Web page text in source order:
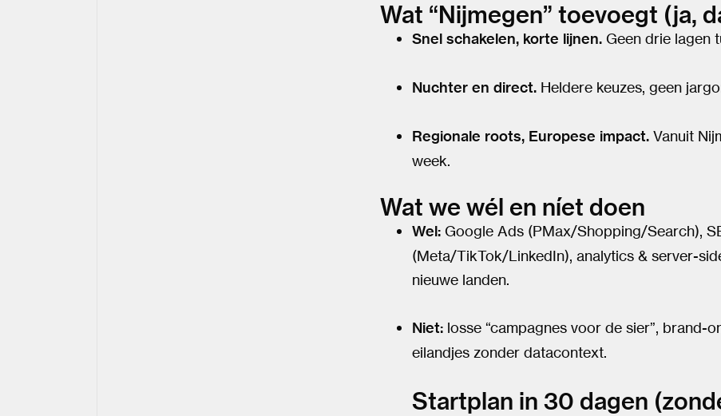
Wat “Nijmegen” toevoegt (ja,
Snel schakelen, korte lijnen. Geen drie lagen
Nuchter en direct. Heldere keuzes, geen
Regionale roots, Europese impact. Vanuit
week.
Wat we wél en níet doen
Wel: Google Ads (PMax/Shopping/Search),
(Meta/TikTok/LinkedIn), analytics & server-
nieuwe landen.
Niet: losse “campagnes voor de sier”, brand-
eilandjes zonder datacontext.
Startplan in 30 dagen